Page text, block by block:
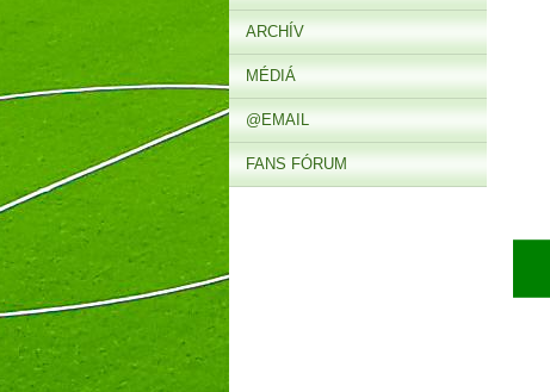
ARCHÍV
MÉDIÁ
@EMAIL
FANS FÓRUM